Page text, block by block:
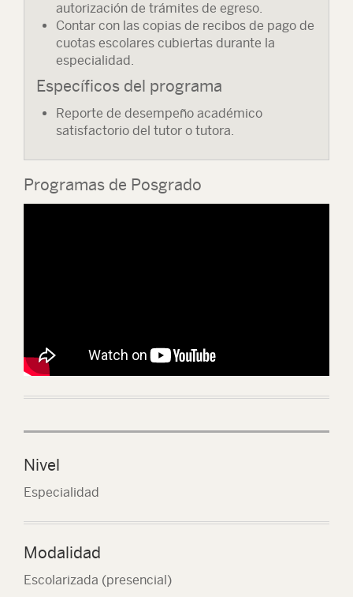
autorización de trámites de egreso.
Contar con las copias de recibos de pago de
cuotas escolares cubiertas durante la
especialidad.
Específicos del programa
Reporte de desempeño académico
satisfactorio del tutor o tutora.
Programas de Posgrado
Nivel
Especialidad
Modalidad
Escolarizada (presencial)